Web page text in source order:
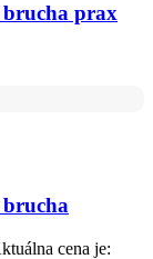
brucha prax
cena je: